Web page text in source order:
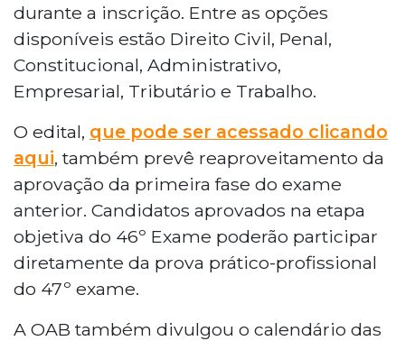
durante a inscrição. Entre as opções
disponíveis estão Direito Civil, Penal,
Constitucional, Administrativo,
Empresarial, Tributário e Trabalho.
O edital, que pode ser acessado clicando
aqui, também prevê reaproveitamento da
aprovação da primeira fase do exame
anterior. Candidatos aprovados na etapa
objetiva do 46º Exame poderão participar
diretamente da prova prático-profissional
do 47º exame.
A OAB também divulgou o calendário das